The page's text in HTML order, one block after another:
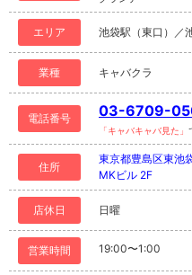
エリア 池袋駅（東口）／
業種 キャバクラ
電話番号 03-6709-
「キャバキャバ見た」
住所
東京都豊島区東池
MKビル 2F
店休日 日曜
営業時間 19:00〜1:00